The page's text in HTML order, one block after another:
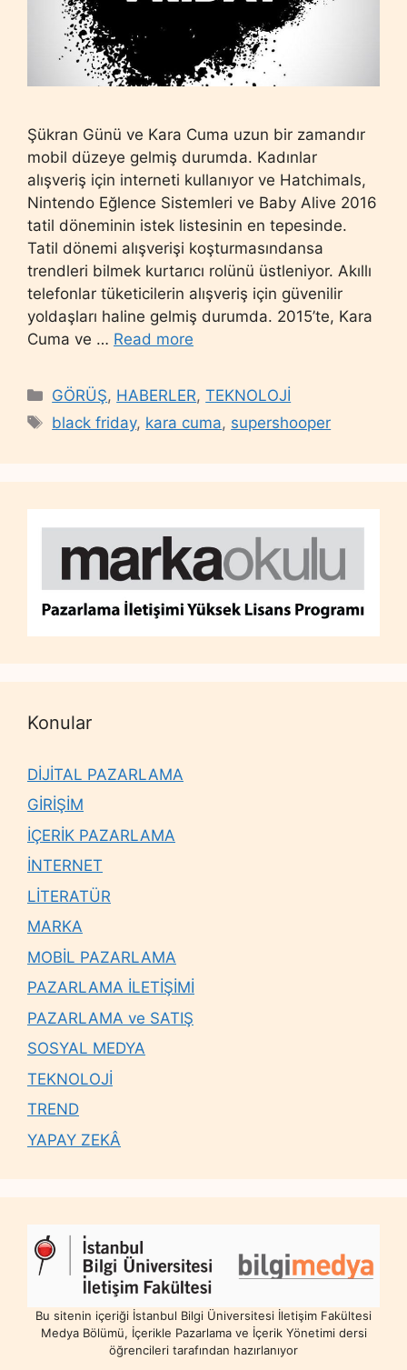
Şükran Günü ve Kara Cuma uzun bir zamandır
mobil düzeye gelmiş durumda. Kadınlar
alışveriş için interneti kullanıyor ve Hatchimals,
Nintendo Eğlence Sistemleri ve Baby Alive 2016
tatil döneminin istek listesinin en tepesinde.
Tatil dönemi alışverişi koşturmasındansa
trendleri bilmek kurtarıcı rolünü üstleniyor. Akıllı
telefonlar tüketicilerin alışveriş için güvenilir
yoldaşları haline gelmiş durumda. 2015’te, Kara
Cuma ve … Read more
Categories
GÖRÜŞ, HABERLER,TEKNOLOJİ
Tags
black friday, kara cuma, supershooper
Konular
DİJİTAL PAZARLAMA
GİRİŞİM
İÇERİK PAZARLAMA
İNTERNET
LİTERATÜR
MARKA
MOBİL PAZARLAMA
PAZARLAMA İLETİŞİMİ
PAZARLAMA ve SATIŞ
SOSYAL MEDYA
TEKNOLOJİ
TREND
YAPAY ZEKÂ
Bu sitenin içeriği İstanbul Bilgi Üniversitesi İletişim Fakültesi
Medya Bölümü, İçerikle Pazarlama ve İçerik Yönetimi dersi
öğrencileri tarafından hazırlanıyor